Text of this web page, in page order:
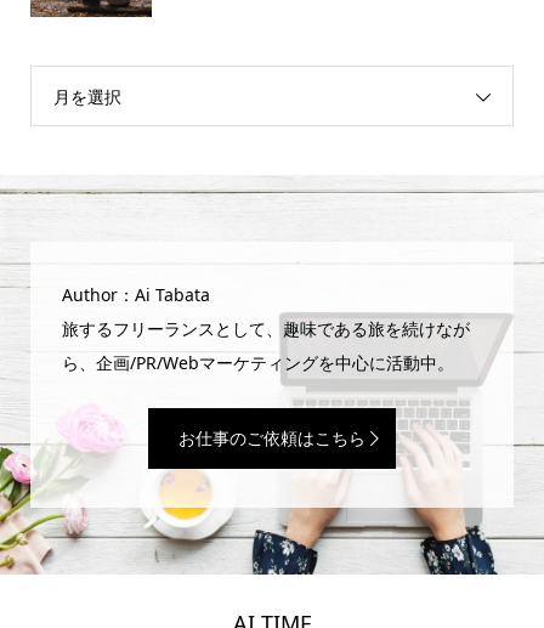
月を選択
Author：Ai Tabata
旅するフリーランスとして、趣味である旅を続けなが
ら、企画/PR/Webマーケティングを中心に活動中。
お仕事のご依頼はこちら